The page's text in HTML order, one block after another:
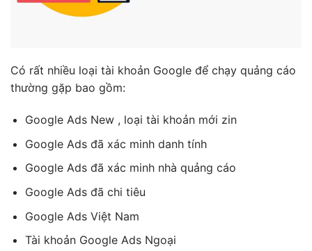
Có rất nhiều loại tài khoản Google để chạy quảng cáo
thường gặp bao gồm:
Google Ads New , loại tài khoản mới zin
Google Ads đã xác minh danh tính
Google Ads đã xác minh nhà quảng cáo
Google Ads đã chi tiêu
Google Ads Việt Nam
Tài khoản Google Ads Ngoại